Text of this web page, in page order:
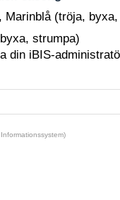
Marinblå (tröja,
strumpa)
din iBIS-